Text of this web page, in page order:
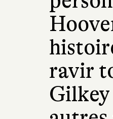
ravir
Gilkey